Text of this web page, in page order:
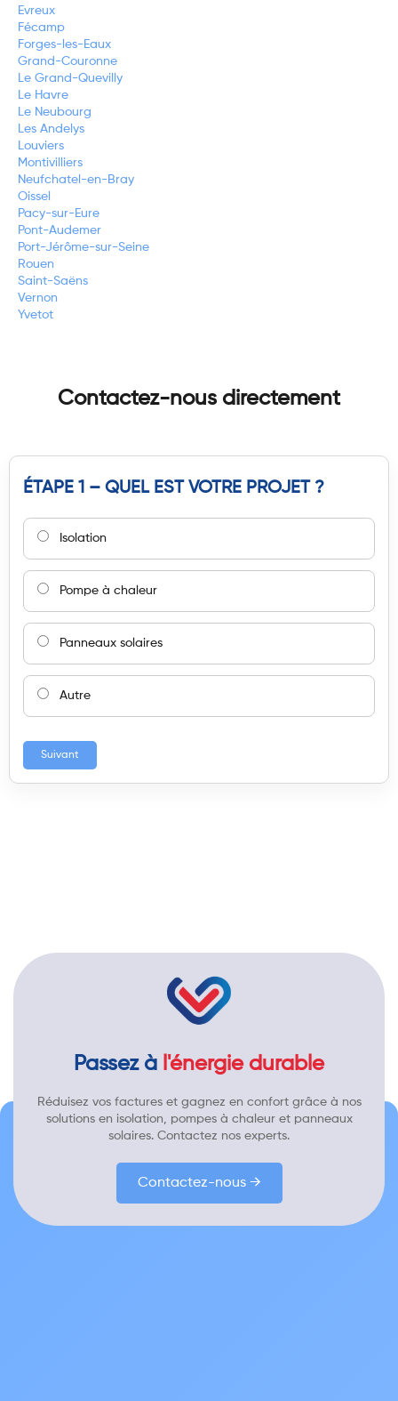
Evreux
Fécamp
Forges-les-Eaux
Grand-Couronne
Le Grand-Quevilly
Le Havre
Le Neubourg
Les Andelys
Louviers
Montivilliers
Neufchatel-en-Bray
Oissel
Pacy-sur-Eure
Pont-Audemer
Port-Jérôme-sur-Seine
Rouen
Saint-Saëns
Vernon
Yvetot
Contactez-nous directement
ÉTAPE 1 – QUEL EST VOTRE PROJET ?
Isolation
Pompe à chaleur
Panneaux solaires
Autre
Suivant
Passez à l'énergie durable
Réduisez vos factures et gagnez en confort grâce à nos
solutions en isolation, pompes à chaleur et panneaux
solaires. Contactez nos experts.
Contactez-nous →